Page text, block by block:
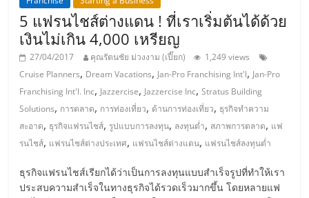
รวม
แฟ
รน
ไชส์
5 แฟรนไชส์ต่างแดน ! ที่เราเริ่มต้นได้ด้วย
เงินไม่เกิน 4,000 เหรียญ
27/04/2017 คุณรัตนชัย ม่วงงาม (เปี๊ยก)
1,249 views
Cruise Planners, Dream Vacations, Jan-Pro Franchising Int'l, Jan-Pro
Franchising Int'l. Inc, Jazzercise, Jazzercise Inc,Stratus Building
Solutions, การตลาด, การท่องเที่ยว, ด้านการท่องเที่ยว, ธุรกิจทำความ
สะอาด, ธุรกิจแฟรนไชส์, รูปแบบการลงทุน, ลงทุนต่ำ, สภาพการตลาด, แฟ
รนไชส์, แฟรนไชส์ต่างประเทศ, แฟรนไชส์ต่างแดน, แฟรนไชส์ลงทุนต่ำ
ธุรกิจแฟรนไชส์เรียกได้ว่าเป็นการลงทุนแบบสำเร็จรูปที่ทำให้เรา
ประสบความสำเร็จในทางธุรกิจได้รวดเร็วมากขึ้น โดยหลายแฟ